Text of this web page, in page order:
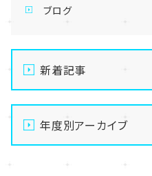
ブログ
新着記事
通信制高校の学習風景
メイク美容専攻の授業風
年度別アーカイブ